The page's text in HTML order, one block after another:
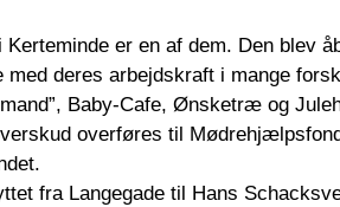
er en af dem. Den blev
med deres arbejdskraft i mange
Baby-Cafe, Ønsketræ og
overføres til
fra Langegade til Hans